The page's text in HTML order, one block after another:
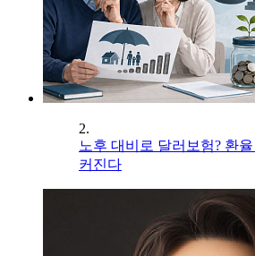
2.
노후 대비로 달러보험? 환
커진다